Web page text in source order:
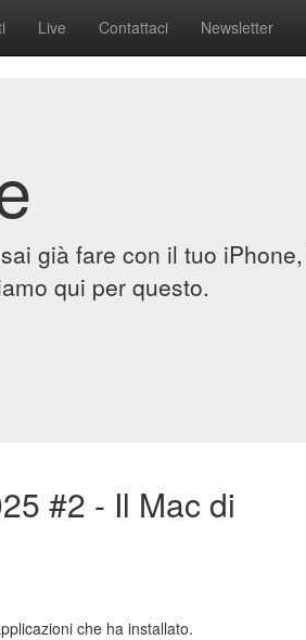
Live Contattaci Newsletter
già fare con il tuo
qui per questo.
#2 - Il Mac di
che ha installato.